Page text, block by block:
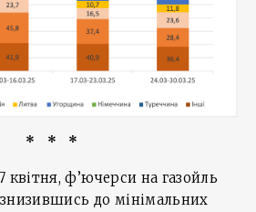
* * *
ф’ючерси на газойль
до мінімальних